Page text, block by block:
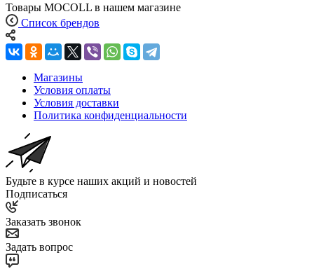
Товары MOCOLL в нашем магазине
Список брендов
Магазины
Условия оплаты
Условия доставки
Политика конфиденциальности
Будьте в курсе наших акций и новостей
Подписаться
Заказать звонок
Задать вопрос